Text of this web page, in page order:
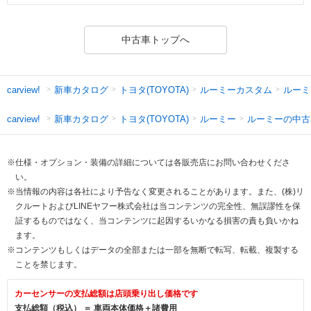
中古車トップへ
carview! 新車カタログ トヨタ(TOYOTA) ルーミーカスタム ルー
carview! 新車カタログ トヨタ(TOYOTA) ルーミー ルーミーの中
※仕様・オプション・装備の詳細については各販売店にお問い合わせくださ
い。
※当情報の内容は各社により予告なく変更されることがあります。また、(株)リ
クルートおよびLINEヤフー株式会社は当コンテンツの完全性、無誤謬性を保
証するものではなく、当コンテンツに起因するいかなる損害の責も負いかね
ます。
※コンテンツもしくはデータの全部または一部を無断で転写、転載、複製する
ことを禁じます。
カーセンサーの支払総額は店頭乗り出し価格です
支払総額（税込） ＝ 車両本体価格＋諸費用